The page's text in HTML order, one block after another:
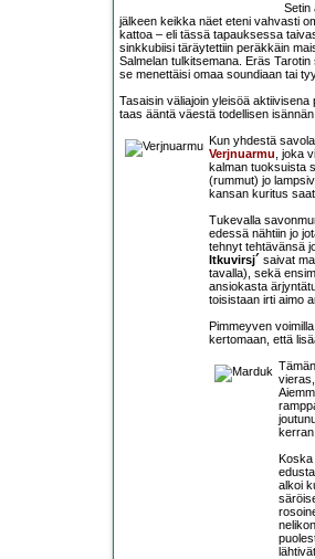
Setin
jälkeen keikka näet eteni vahvasti
kattoa – eli tässä tapauksessa
sinkkubiisi täräytettiin peräkkäin
Salmelan tulkitsemana. Eräs
se menettäisi omaa soundiaan tai
Tasaisin väliajoin yleisöä
taas ääntä väestä todellisen
Kun yhdestä
Verjnuarmu, joka
kalman tuoksuista
(rummut) jo
kansan kuritus
Tukevalla
edessä nähtiin jo
tehnyt tehtävänsä
Itkuvirsj´ saivat
tavalla), sekä
ansiokasta
toisistaan irti aimo
Pimmeyven
kertomaan, että
kerran.
alkoi